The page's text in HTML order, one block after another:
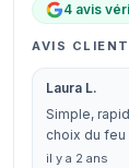
4 avis
AVIS
Laura L.
Simple,
choix du
il y a 2 ans